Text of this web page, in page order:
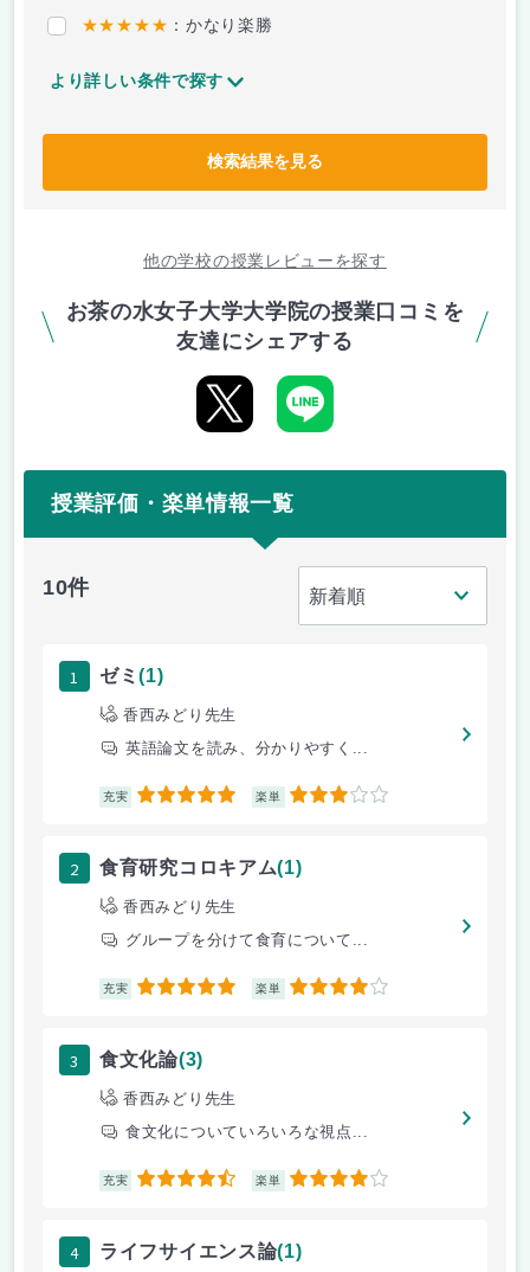
★★★★★ ：かなり楽勝
より詳しい条件で探す
検索結果を見る
他の学校の授業レビューを探す
お茶の水女子大学大学院の授業口コミを
友達にシェアする
授業評価・楽単情報一覧
10件
1 ゼミ(1)
香西みどり先生
英語論文を読み、分かりやすく...
充実 5 楽単 3
2 食育研究コロキアム(1)
香西みどり先生
グループを分けて食育について...
充実 5 楽単 4
3 食文化論(3)
香西みどり先生
食文化についていろいろな視点...
充実 4.5 楽単 4
4 ライフサイエンス論(1)